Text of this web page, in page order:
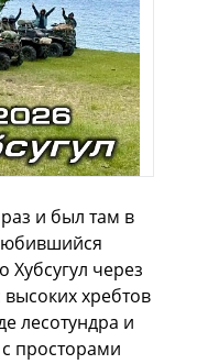
и был там в
Хубсугул через
высоких хребтов
лесотундра и
просторами